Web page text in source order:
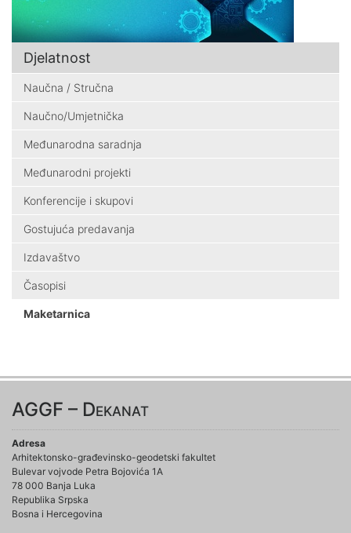
Djelatnost
Naučna / Stručna
Naučno/Umjetnička
Međunarodna saradnja
Međunarodni projekti
Konferencije i skupovi
Gostujuća predavanja
Izdavaštvo
Časopisi
Maketarnica
AGGF – Dekanat
Adresa
Arhitektonsko-građevinsko-geodetski fakultet
Bulevar vojvode Petra Bojovića 1A
78 000 Banja Luka
Republika Srpska
Bosna i Hercegovina